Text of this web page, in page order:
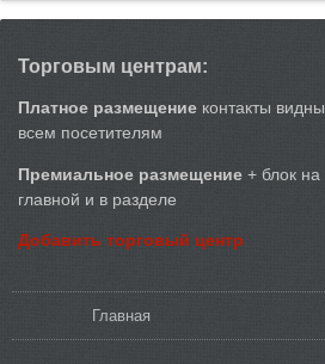
Торговым центрам:
Платное размещение контакты видны
всем посетителям
Премиальное размещение + блок на
главной и в разделе
Добавить торговый центр
Главная